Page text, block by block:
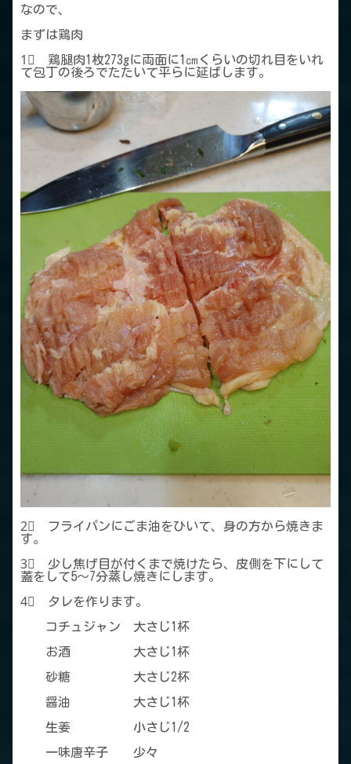
なので、
まずは鶏肉
1⃣ 鶏腿肉1枚273gに両面に1㎝くらいの切れ目をいれ
て包丁の後ろでたたいて平らに延ばします。
2⃣ フライパンにごま油をひいて、身の方から焼きま
す。
3⃣ 少し焦げ目が付くまで焼けたら、皮側を下にして
蓋をして5～7分蒸し焼きにします。
4⃣ タレを作ります。
コチュジャン 大さじ1杯
お酒 大さじ1杯
砂糖 大さじ2杯
醤油 大さじ1杯
生姜 小さじ1/2
一味唐辛子 少々